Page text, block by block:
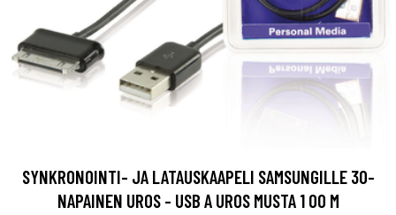
SYNKRONOINTI- JA LATAUSKAAPELI SAMSUNGILLE 30-
NAPAINEN UROS - USB A UROS MUSTA 1 00 M